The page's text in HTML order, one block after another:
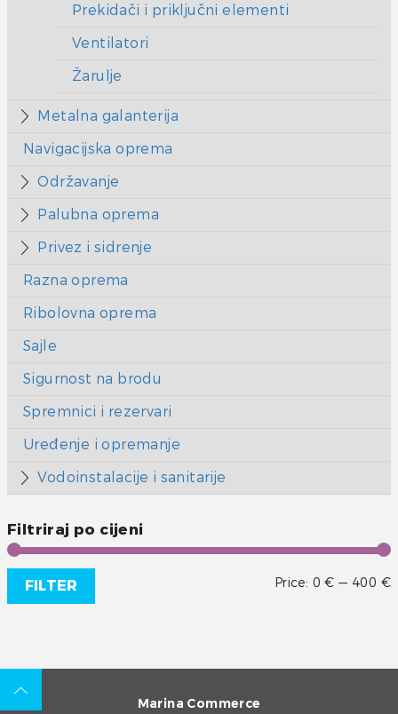
Prekidači i priključni elementi
Ventilatori
Žarulje
Metalna galanterija
Navigacijska oprema
Održavanje
Palubna oprema
Privez i sidrenje
Razna oprema
Ribolovna oprema
Sajle
Sigurnost na brodu
Spremnici i rezervari
Uređenje i opremanje
Vodoinstalacije i sanitarije
Filtriraj po cijeni
FILTER Price: 0 € — 400 €
Marina Commerce